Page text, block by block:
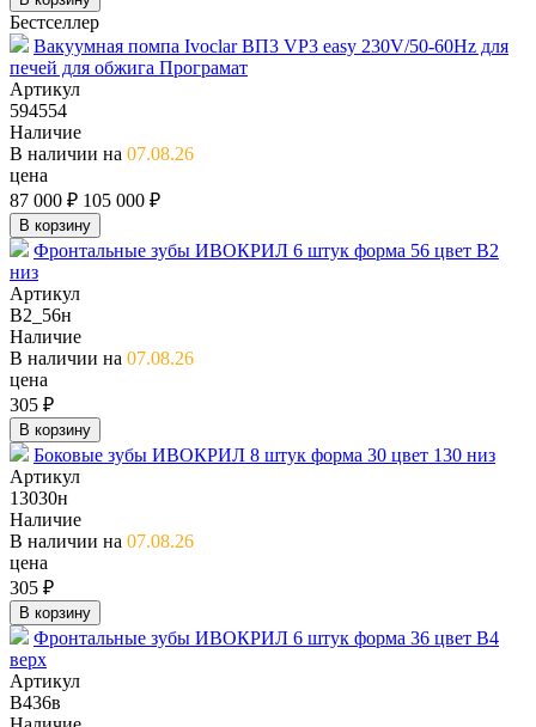
Бестселлер
Вакуумная помпа Ivoclar ВП3 VP3 easy 230V/50-60Hz для
печей для обжига Програмат
Артикул
594554
Наличие
В наличии на 07.08.26
цена
87 000 ₽ 105 000 ₽
В корзину
Фронтальные зубы ИВОКРИЛ 6 штук форма 56 цвет B2
низ
Артикул
B2_56н
Наличие
В наличии на 07.08.26
цена
305 ₽
В корзину
Боковые зубы ИВОКРИЛ 8 штук форма 30 цвет 130 низ
Артикул
13030н
Наличие
В наличии на 07.08.26
цена
305 ₽
В корзину
Фронтальные зубы ИВОКРИЛ 6 штук форма 36 цвет В4
верх
Артикул
В436в